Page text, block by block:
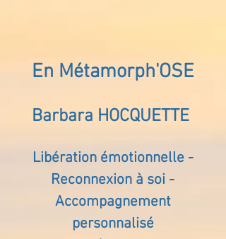
En Métamorph'OSE
Barbara HOCQUETTE
Libération émotionnelle -
Reconnexion à soi -
Accompagnement
personnalisé